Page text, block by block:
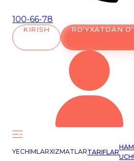
100-66-78
KIRISH RO‘YXATDAN
YECHIMLARXIZMATLARTARIFLAR